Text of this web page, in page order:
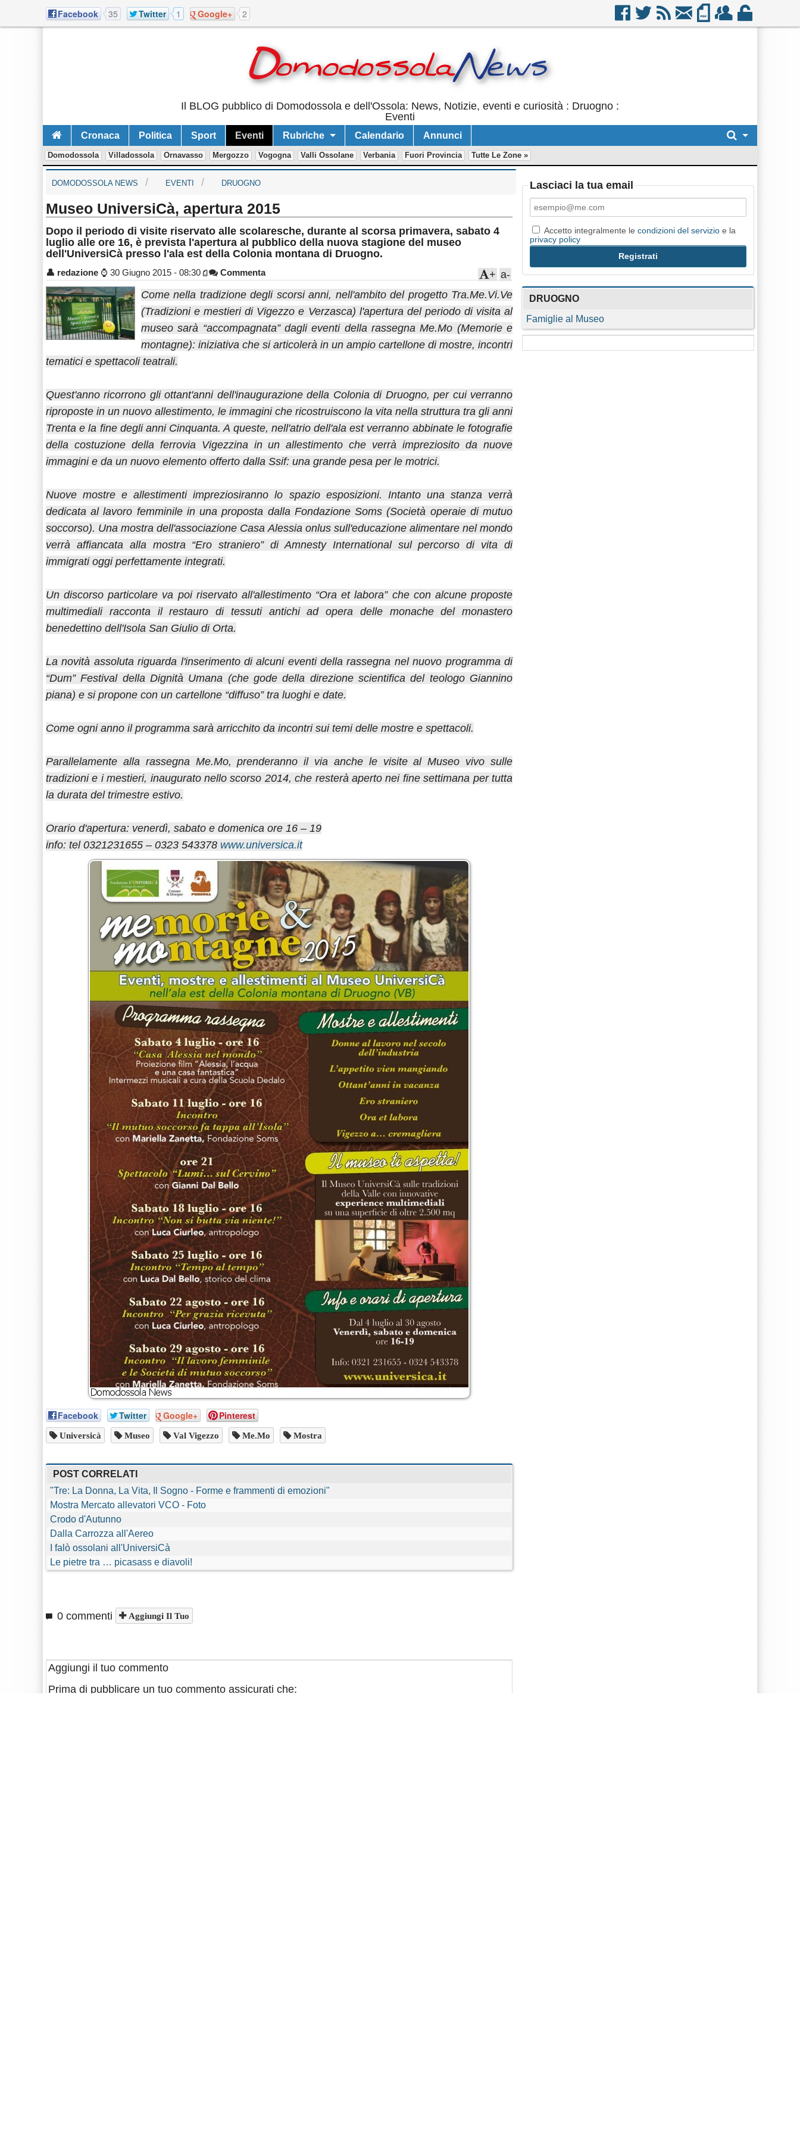
Facebook 35 Twitter 1 Google+ 2
Il BLOG pubblico di Domodossola e dell'Ossola: News, Notizie, eventi e curiosità : Druogno :
Eventi
Cronaca Politica Sport Eventi Rubriche Calendario Annunci
Domodossola Villadossola Ornavasso Mergozzo Vogogna Valli Ossolane Verbania Fuori Provincia Tutte Le Zone »
DOMODOSSOLA NEWS EVENTI DRUOGNO
Museo UniversiCà, apertura 2015
Dopo il periodo di visite riservato alle scolaresche, durante al scorsa primavera, sabato 4
luglio alle ore 16, è prevista l'apertura al pubblico della nuova stagione del museo
dell'UniversiCà presso l'ala est della Colonia montana di Druogno.
👤 redazione ⌚ 30 Giugno 2015 - 08:30 Commenta a-
+
Come nella tradizione degli scorsi anni, nell'ambito del progetto Tra.Me.Vi.Ve
(Tradizioni e mestieri di Vigezzo e Verzasca) l'apertura del periodo di visita al
museo sarà “accompagnata” dagli eventi della rassegna Me.Mo (Memorie e
montagne): iniziativa che si articolerà in un ampio cartellone di mostre, incontri
tematici e spettacoli teatrali.
Quest'anno ricorrono gli ottant'anni dell'inaugurazione della Colonia di Druogno, per cui verranno
riproposte in un nuovo allestimento, le immagini che ricostruiscono la vita nella struttura tra gli anni
Trenta e la fine degli anni Cinquanta. A queste, nell'atrio dell'ala est verranno abbinate le fotografie
della costuzione della ferrovia Vigezzina in un allestimento che verrà impreziosito da nuove
immagini e da un nuovo elemento offerto dalla Ssif: una grande pesa per le motrici.
Nuove mostre e allestimenti impreziosiranno lo spazio esposizioni. Intanto una stanza verrà
dedicata al lavoro femminile in una proposta dalla Fondazione Soms (Società operaie di mutuo
soccorso). Una mostra dell'associazione Casa Alessia onlus sull'educazione alimentare nel mondo
verrà affiancata alla mostra “Ero straniero” di Amnesty International sul percorso di vita di
immigrati oggi perfettamente integrati.
Un discorso particolare va poi riservato all'allestimento “Ora et labora” che con alcune proposte
multimediali racconta il restauro di tessuti antichi ad opera delle monache del monastero
benedettino dell'Isola San Giulio di Orta.
La novità assoluta riguarda l'inserimento di alcuni eventi della rassegna nel nuovo programma di
“Dum” Festival della Dignità Umana (che gode della direzione scientifica del teologo Giannino
piana) e si propone con un cartellone “diffuso” tra luoghi e date.
Come ogni anno il programma sarà arricchito da incontri sui temi delle mostre e spettacoli.
Parallelamente alla rassegna Me.Mo, prenderanno il via anche le visite al Museo vivo sulle
tradizioni e i mestieri, inaugurato nello scorso 2014, che resterà aperto nei fine settimana per tutta
la durata del trimestre estivo.
Orario d'apertura: venerdì, sabato e domenica ore 16 – 19
info: tel 0321231655 – 0323 543378 www.universica.it
Facebook Twitter Google+ Pinterest
Universicà Museo Val Vigezzo Me.Mo Mostra
POST CORRELATI
"Tre: La Donna, La Vita, Il Sogno - Forme e frammenti di emozioni"
Mostra Mercato allevatori VCO - Foto
Crodo d'Autunno
Dalla Carrozza all'Aereo
I falò ossolani all'UniversiCà
Le pietre tra … picasass e diavoli!
0 commenti Aggiungi Il Tuo
Aggiungi il tuo commento
Prima di pubblicare un tuo commento assicurati che:
Lasciaci la tua email
Accetto integralmente lecondizioni del servizio e la
privacy policy
DRUOGNO
Famiglie al Museo